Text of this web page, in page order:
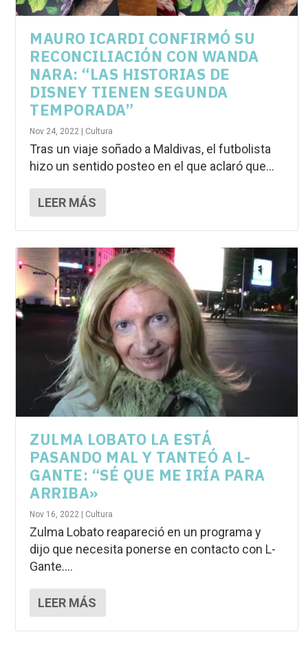
MAURO ICARDI CONFIRMÓ SU
RECONCILIACIÓN CON WANDA
NARA: “LAS HISTORIAS DE
DISNEY TIENEN SEGUNDA
TEMPORADA”
Nov 24, 2022 Cultura
Tras un viaje soñado a Maldivas, el futbolista
hizo un sentido posteo en el que aclaró que...
LEER MÁS
ZULMA LOBATO LA ESTÁ
PASANDO MAL Y TANTEÓ A L-
GANTE: “SÉ QUE ME IRÍA PARA
ARRIBA»
Nov 16, 2022 | Cultura
Zulma Lobato reapareció en un programa y
dijo que necesita ponerse en contacto con L-
Gante....
LEER MÁS